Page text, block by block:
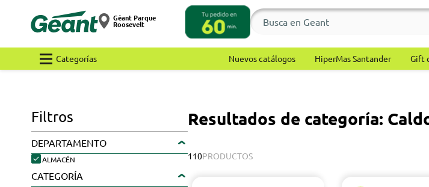
Géant Parque
Roosevelt
Categorías Nuevos catálogos HiperMas Santander Gift
Filtros
DEPARTAMENTO
ALMACÉN
CATEGORÍA
Resultados de categoría:
110PRODUCTOS